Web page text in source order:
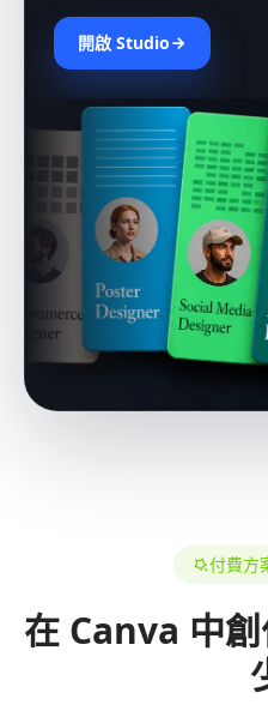
開啟 Studio
付費方
在 Canva 中